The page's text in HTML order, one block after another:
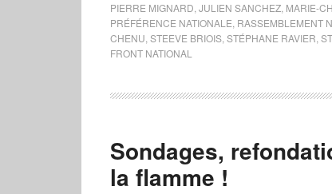
PIERRE MIGNARD JULIEN SANCHEZ MARIE-
PRÉFÉRENCE NATIONALE RASSEMBLEMENT
CHENU STEEVE BRIOIS STÉPHANE RAVIER
FRONT NATIONAL
Sondages,
la flamme !